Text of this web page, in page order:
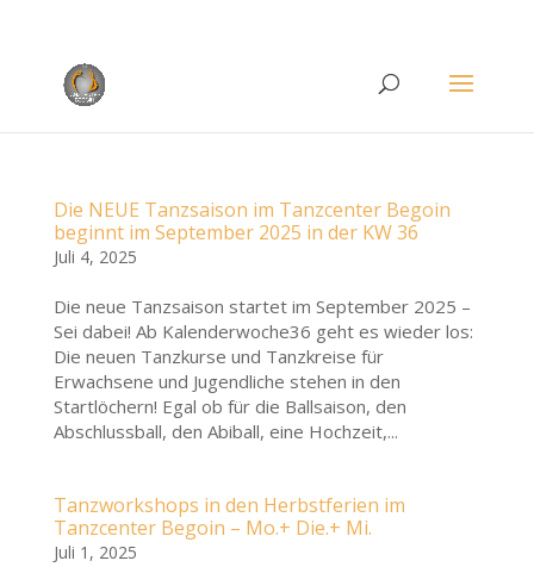
Die NEUE Tanzsaison im Tanzcenter Begoin
beginnt im September 2025 in der KW 36
Juli 4, 2025
Die neue Tanzsaison startet im September 2025 –
Sei dabei! Ab Kalenderwoche36 geht es wieder los:
Die neuen Tanzkurse und Tanzkreise für
Erwachsene und Jugendliche stehen in den
Startlöchern! Egal ob für die Ballsaison, den
Abschlussball, den Abiball, eine Hochzeit,...
Tanzworkshops in den Herbstferien im
Tanzcenter Begoin – Mo.+ Die.+ Mi.
Juli 1, 2025